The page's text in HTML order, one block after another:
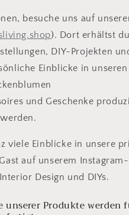
besuche uns auf
). Dort erhältst du
DIY-Projekten
Einblicke in unseren
und Geschenke
viele Einblicke in unsere
auf unserem Instagram-
Design und DIYs.
unserer Produkte werden